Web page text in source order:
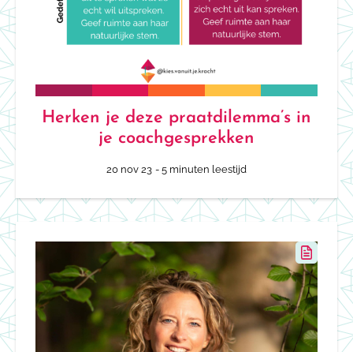
Herken je deze praatdilemma’s in
je coachgesprekken
20 nov 23 - 5 minuten leestijd